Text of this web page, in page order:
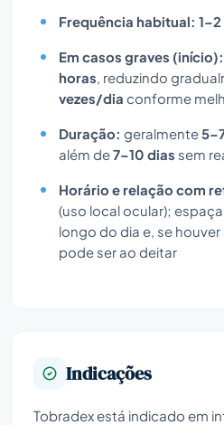
Frequência habitual:
Em casos graves (início):
horas , reduzindo
vezes/dia conforme
Duração: geralmente
além de7–10 dias sem
Horário e relação com
(uso local ocular);
longo do dia e, se
pode ser ao deitar
Indicações
Tobradex está indicado em